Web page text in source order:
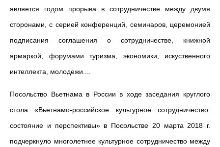
является годом прорыва в сотрудничестве между двумя
сторонами, с серией конференций, семинаров, церемонией
подписания соглашения о сотрудничестве, книжной
ярмаркой, форумами туризма, экономики, искуственного
интеллекта, молодежи....
Посольство Вьетнама в России в ходе заседания круглого
стола «Вьетнамо-российское культурное сотрудничество:
состояние и перспективы» в Посольстве 20 марта 2018 г.
подчеркнуло многолетнее культурное сотрудничество между